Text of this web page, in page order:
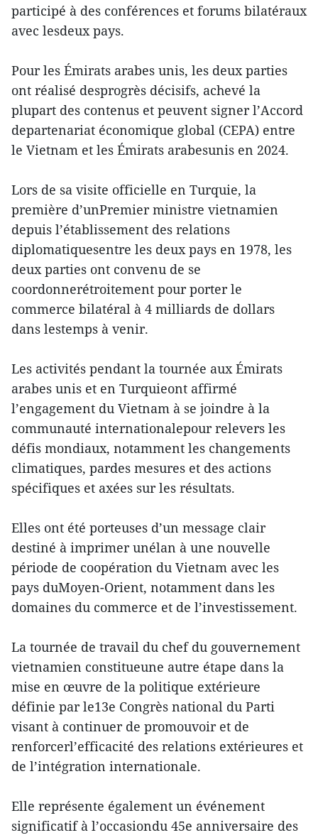
participé à des conférences et forums bilatéraux
avec lesdeux pays.
Pour les Émirats arabes unis, les deux parties
ont réalisé desprogrès décisifs, achevé la
plupart des contenus et peuvent signer l’Accord
departenariat économique global (CEPA) entre
le Vietnam et les Émirats arabesunis en 2024.
Lors de sa visite officielle en Turquie, la
première d’unPremier ministre vietnamien
depuis l’établissement des relations
diplomatiquesentre les deux pays en 1978, les
deux parties ont convenu de se
coordonnerétroitement pour porter le
commerce bilatéral à 4 milliards de dollars
dans lestemps à venir.
Les activités pendant la tournée aux Émirats
arabes unis et en Turquieont affirmé
l’engagement du Vietnam à se joindre à la
communauté internationalepour relevers les
défis mondiaux, notamment les changements
climatiques, pardes mesures et des actions
spécifiques et axées sur les résultats.
Elles ont été porteuses d’un message clair
destiné à imprimer unélan à une nouvelle
période de coopération du Vietnam avec les
pays duMoyen-Orient, notamment dans les
domaines du commerce et de l’investissement.
La tournée de travail du chef du gouvernement
vietnamien constitueune autre étape dans la
mise en œuvre de la politique extérieure
définie par le13e Congrès national du Parti
visant à continuer de promouvoir et de
renforcerl’efficacité des relations extérieures et
de l’intégration internationale.
Elle représente également un événement
significatif à l’occasiondu 45e anniversaire des